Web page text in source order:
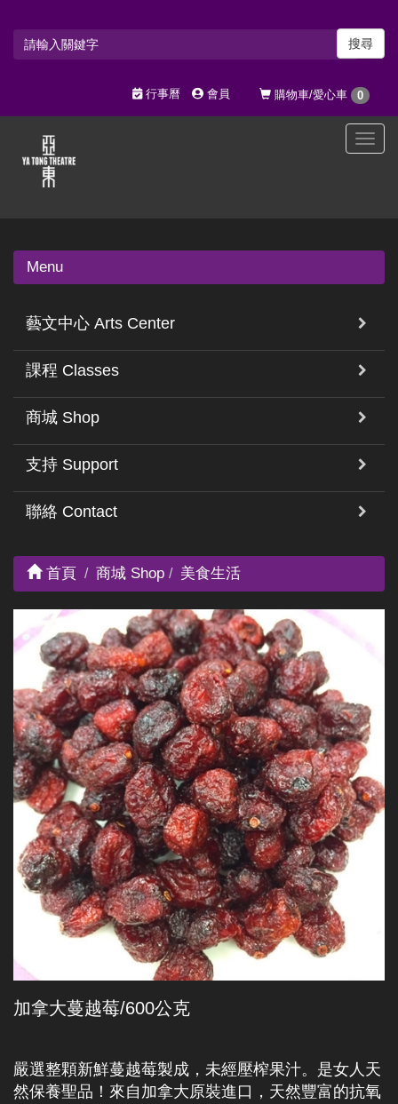
搜尋
購物車/愛心車 0
行事曆 會員
選
Menu
藝文中心 Arts Center
課程 Classes
商城 Shop
支持 Support
聯絡 Contact
首頁 商城 Shop 美食生活
加拿大蔓越莓/600公克
嚴選整顆新鮮蔓越莓製成，未經壓榨果汁。是女人天
然保養聖品！來自加拿大原裝進口，天然豐富的抗氧